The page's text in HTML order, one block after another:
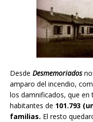
Desde Desmemoriados
amparo del incendio,
los damnificados, que en
habitantes de 101.793
familias. El resto